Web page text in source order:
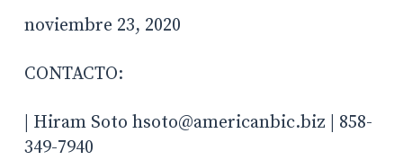
noviembre 23, 2020
CONTACTO:
| Hiram Soto hsoto@americanbic.biz | 858-
349-7940